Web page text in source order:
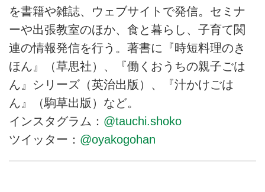
を書籍や雑誌、ウェブサイトで発信。セミナ
ーや出張教室のほか、食と暮らし、子育て関
連の情報発信を行う。著書に『時短料理のき
ほん』（草思社）、『働くおうちの親子ごは
ん』シリーズ（英治出版）、『汁かけごは
ん』（駒草出版）など。
インスタグラム： @tauchi.shoko
ツイッター： @oyakogohan